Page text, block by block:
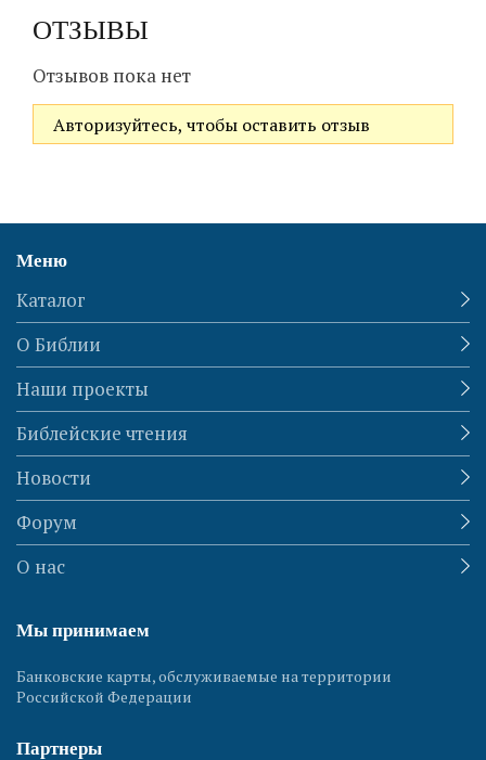
ОТЗЫВЫ
Отзывов пока нет
Авторизуйтесь, чтобы оставить отзыв
Меню
Каталог
О Библии
Наши проекты
Библейские чтения
Новости
Форум
О нас
Мы принимаем
Банковские карты, обслуживаемые на территории
Российской Федерации
Партнеры